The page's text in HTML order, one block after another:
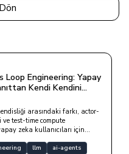
Loop Engineering: Yapay
Kendi Kendini
arasındaki farkı, actor-
test-time compute
zeka kullanıcıları için
llm
ai-agents